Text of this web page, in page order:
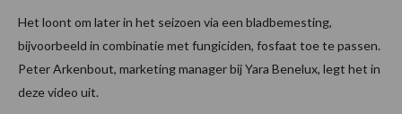
Het loont om later in het seizoen via een bladbemesting,
bijvoorbeeld in combinatie met fungiciden, fosfaat toe te passen.
Peter Arkenbout, marketing manager bij Yara Benelux, legt het in
deze video uit.